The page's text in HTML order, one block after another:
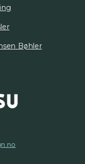
Bøhler